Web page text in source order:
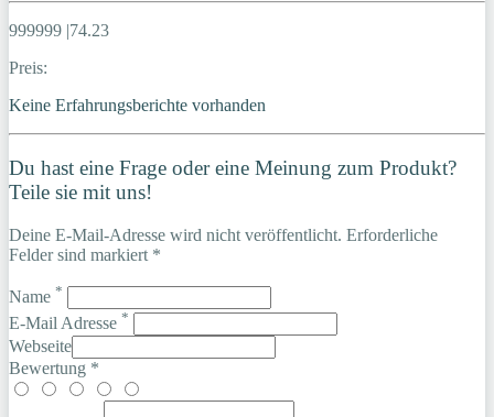
999999 |74.23
Preis:
Keine Erfahrungsberichte vorhanden
Du hast eine Frage oder eine Meinung zum Produkt?
Teile sie mit uns!
Deine E-Mail-Adresse wird nicht veröffentlicht. Erforderliche
Felder sind markiert *
Name *
E-Mail Adresse *
Webseite
Bewertung *